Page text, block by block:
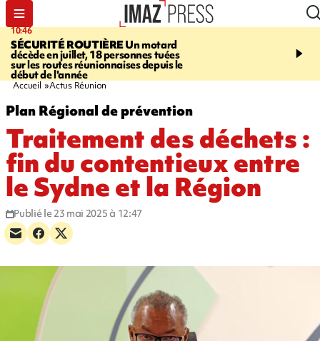
10:46
SÉCURITÉ ROUTIÈREUn motard
décède en juillet, 18 personnes tuées
sur les routes réunionnaises depuis le
début de l'année
13:49
mineurs - un courrier
Accueil Actus Réunion
Plan Régional de prévention
Traitement des déchets :
fin du contentieux entre
le Sydne et la Région
Publié le 23 mai 2025 à 12:47